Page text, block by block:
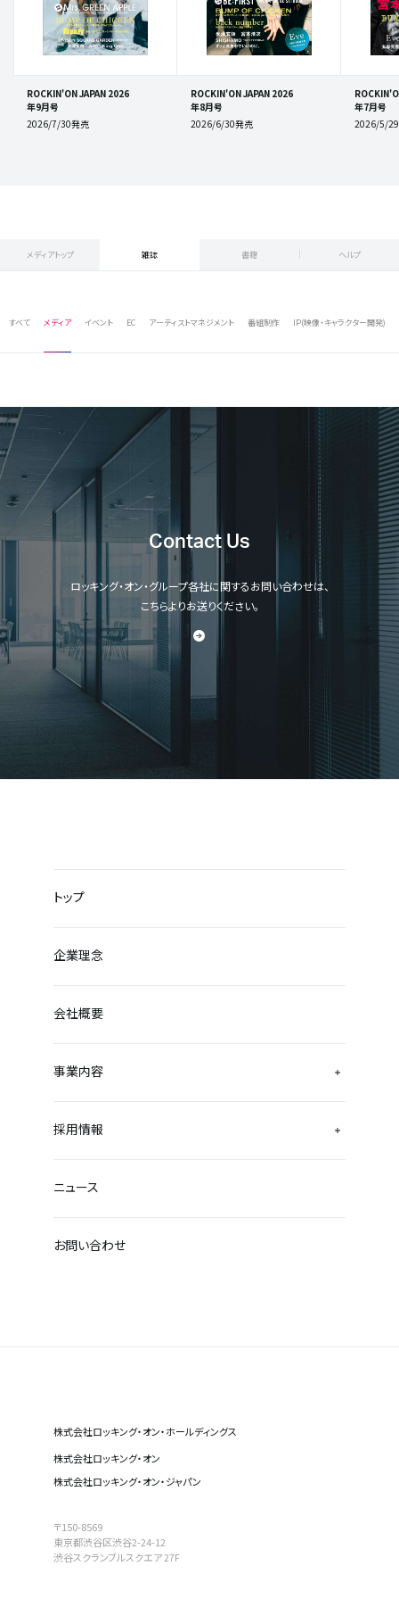
ROCKIN'ON JAPAN 2026
年9月号
2026/7/30発売
ROCKIN'ON JAPAN 2026
年8月号
2026/6/30発売
年7月号
2026/5/
メディアトップ 雑誌 書籍 ヘルプ
すべて メディア イベント EC アーティストマネジメント 番組制作 IP(映像・キャラクター開発)
Contact Us
ロッキング・オン・グループ各社に関するお問い合わせは、
こちらよりお送りください。
株式会社ロッキング・オン・ホールディングス
株式会社ロッキング・オン
株式会社ロッキング・オン・ジャパン
〒150-8569
東京都渋谷区渋谷2-24-12
渋谷スクランブルスクエア 27F
トップ
企業理念
会社概要
事業内容
採用情報
ニュース
お問い合わせ